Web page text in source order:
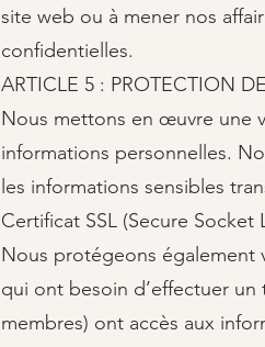
site web ou à mener nos
confidentielles.​
ARTICLE 5 : PROTECTION
Nous mettons en œuvre une
informations personnelles.
les informations sensibles
Certificat SSL (Secure Socket
Nous protégeons également
qui ont besoin d’effectuer
membres) ont accès aux